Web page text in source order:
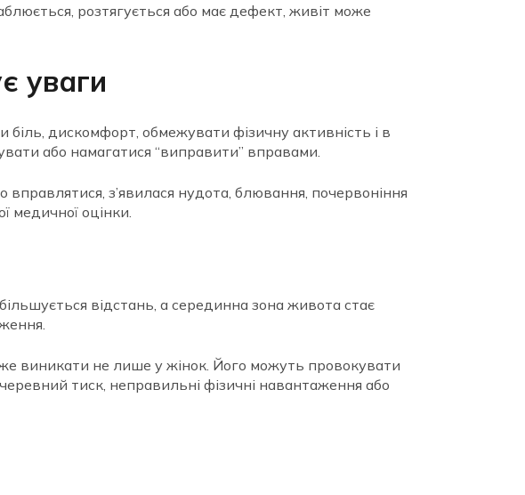
розтягується або має дефект, живіт може
уваги
дискомфорт, обмежувати фізичну активність і в
або намагатися “виправити” вправами.
з’явилася нудота, блювання, почервоніння
медичної оцінки.
відстань, а серединна зона живота стає
виникати не лише у жінок. Його можуть провокувати
тиск, неправильні фізичні навантаження або